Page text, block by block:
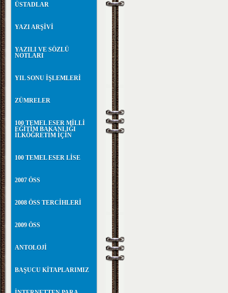
ÜSTADLAR
YAZI ARŞİVİ
YAZILI VE SÖZLÜ
NOTLARI
YIL SONU İŞLEMLERİ
ZÜMRELER
100 TEMEL ESER MİLLİ
EĞİTİM BAKANLIĞI
İLKÖĞRETİM İÇİN
100 TEMEL ESER LİSE
2007 ÖSS
2008 ÖSS TERCİHLERİ
2009 ÖSS
ANTOLOJİ
BAŞUCU KİTAPLARIMIZ